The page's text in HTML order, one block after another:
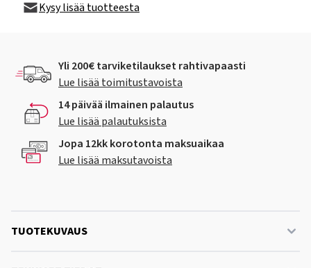
Kysy lisää tuotteesta
Yli 200€ tarviketilaukset rahtivapaasti
Lue lisää toimitustavoista
14 päivää ilmainen palautus
Lue lisää palautuksista
Jopa 12kk korotonta maksuaikaa
Lue lisää maksutavoista
TUOTEKUVAUS